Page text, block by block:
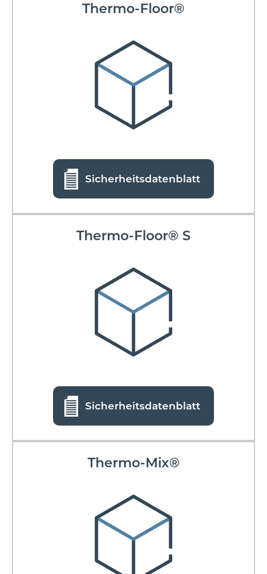
Thermo-Floor®
Sicherheitsdatenblatt
Thermo-Floor® S
Sicherheitsdatenblatt
Thermo-Mix®